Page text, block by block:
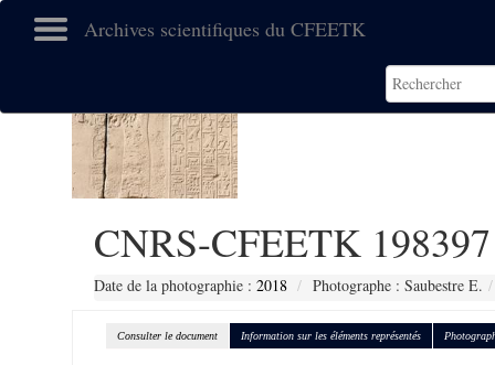
Archives scientifiques du CFEETK
CNRS-CFEETK 198397
Date de la photographie : 2018 Photographe : Saubestre E.
Consulter le document Information sur les éléments représentés